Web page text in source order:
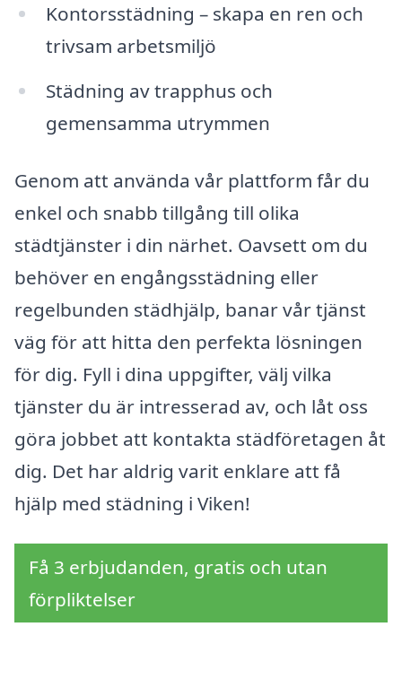
Kontorsstädning – skapa en ren och
trivsam arbetsmiljö
Städning av trapphus och
gemensamma utrymmen
Genom att använda vår plattform får du
enkel och snabb tillgång till olika
städtjänster i din närhet. Oavsett om du
behöver en engångsstädning eller
regelbunden städhjälp, banar vår tjänst
väg för att hitta den perfekta lösningen
för dig. Fyll i dina uppgifter, välj vilka
tjänster du är intresserad av, och låt oss
göra jobbet att kontakta städföretagen åt
dig. Det har aldrig varit enklare att få
hjälp med städning i Viken!
Få 3 erbjudanden, gratis och utan
förpliktelser